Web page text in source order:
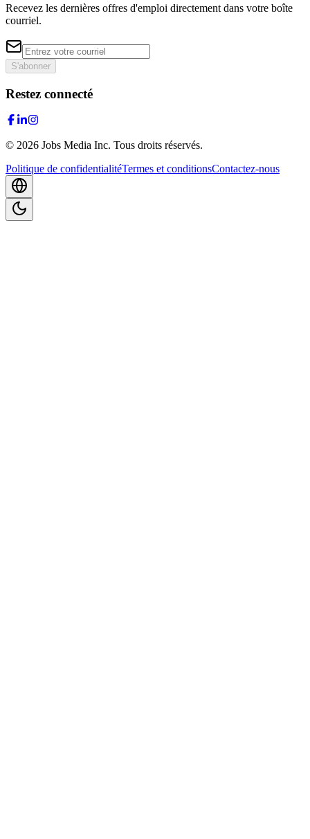
Recevez les dernières offres d'emploi directement dans votre boîte
courriel.
S'abonner
Restez connecté
© 2026 Jobs Media Inc. Tous droits réservés.
Politique de confidentialitéTermes et conditionsContactez-nous